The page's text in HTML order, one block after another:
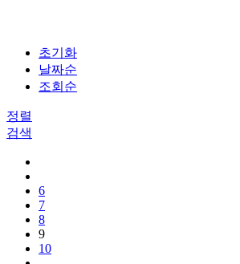
초기화
날짜순
조회순
정렬
검색
6
7
8
9
10